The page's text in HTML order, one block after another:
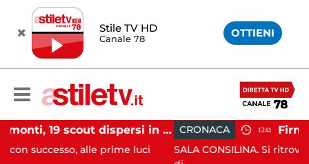
Stile TV HD
Canale 78 OTTIENI
Tramonti, 19 scout dispersi in montagna salvati dai vigili del fuoco
alle prime luci
CRONACA 12:41
SALA CONSILINA. Si ritrovano liquidatori